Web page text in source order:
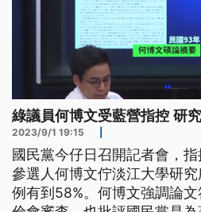
綠議員何博文受藍營指控 研
2023/9/1 19:15
國民黨今仔日召開記者會，
參選人何博文佇淡江大學研
例有到58%。何博文強調論